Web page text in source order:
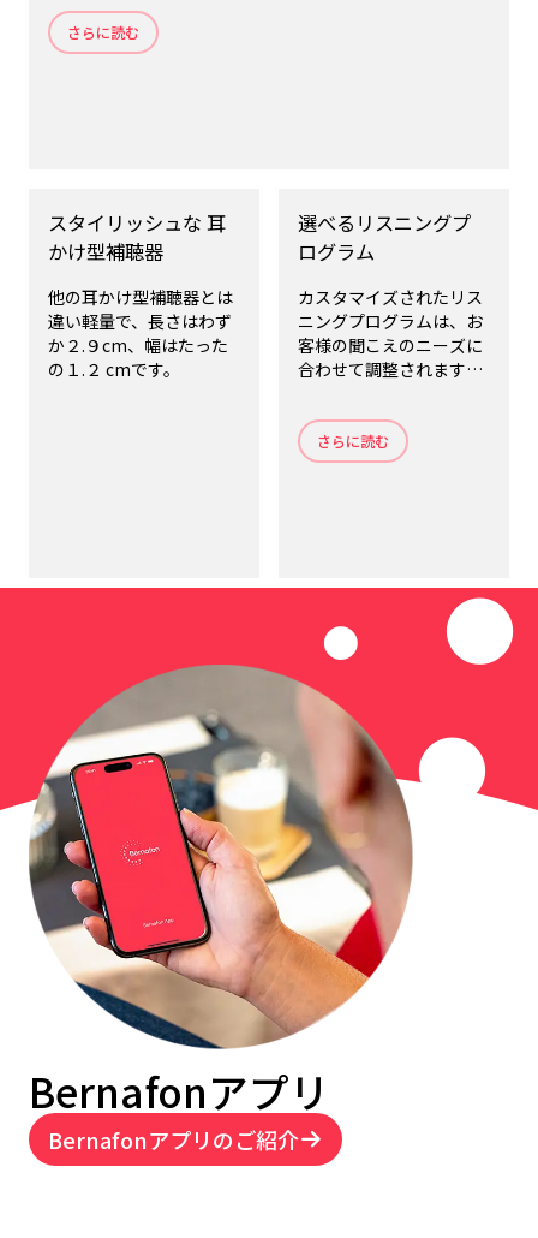
ピーカーにストリーミングすることもできます。
さらに読む
スタイリッシュな 耳
かけ型補聴器
他の耳かけ型補聴器とは
違い軽量で、長さはわず
か２.９cm、幅はたった
の１.２ cmです。
選べるリスニングプ
ログラム
カスタマイズされたリス
ニングプログラムは、お
客様の聞こえのニーズに
合わせて調整されます。
然の中でも、混雑したカ
フェでも、音楽コンサー
トでも、最高の音質を選
さらに読む
Bernafonアプリ
Bernafonアプリのご紹介